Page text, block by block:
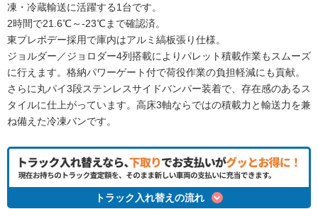
凍・冷蔵輸送に活躍する1台です。
2時間で21.6℃～-23℃まで確認済。
東プレボデー採用で庫内はアルミ縞板張り仕様。
ジョルダー／ジョロダー4列搭載によりパレット積載作業もスムーズ
に行えます。格納パワーゲート付で荷役作業の負担軽減にも貢献。
さらに丸パイ3段ステンレスサイドバンパー装着で、存在感のあるス
タイルに仕上がっています。高床3軸ならではの積載力と輸送力を兼
ね備えた冷凍バンです。
トラック入れ替えの流れ